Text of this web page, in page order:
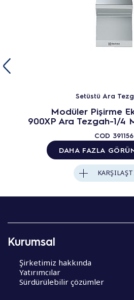
Setüstü Ara
Modüler Pişirme
900XP Ara Tezgah-1/4
COD 391156
DAHA FAZLA
Kurumsal
Şirketimiz hakkında
Yatırımcılar
Sürdürülebilir çözümler